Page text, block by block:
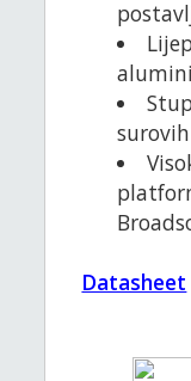
Datasheet